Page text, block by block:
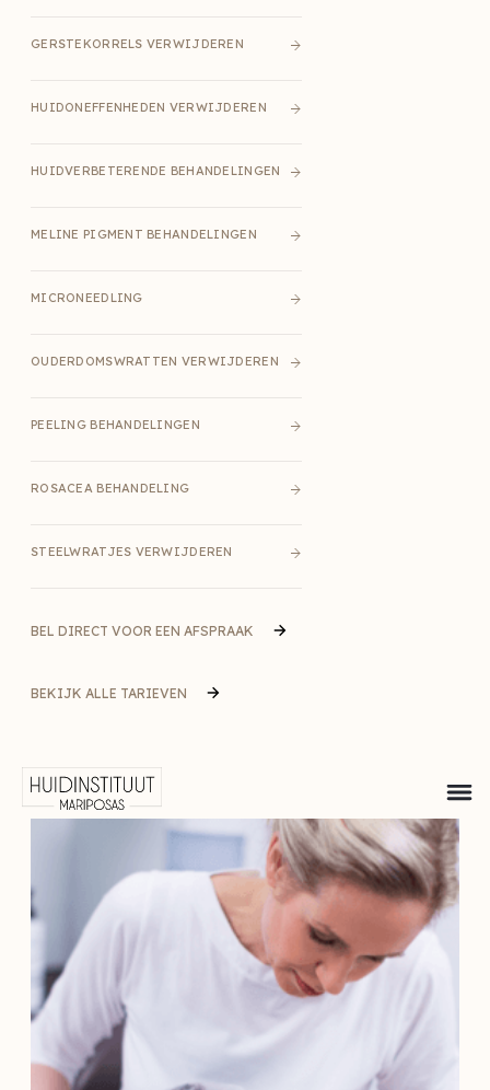
GERSTEKORRELS VERWIJDEREN
HUIDONEFFENHEDEN VERWIJDEREN
HUIDVERBETERENDE BEHANDELINGEN
MELINE PIGMENT BEHANDELINGEN
MICRONEEDLING
OUDERDOMSWRATTEN VERWIJDEREN
PEELING BEHANDELINGEN
ROSACEA BEHANDELING
STEELWRATJES VERWIJDEREN
BEL DIRECT VOOR EEN AFSPRAAK
BEKIJK ALLE TARIEVEN